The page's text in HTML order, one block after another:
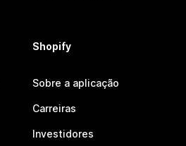
Shopify
Sobre a aplicação
Carreiras
Investidores